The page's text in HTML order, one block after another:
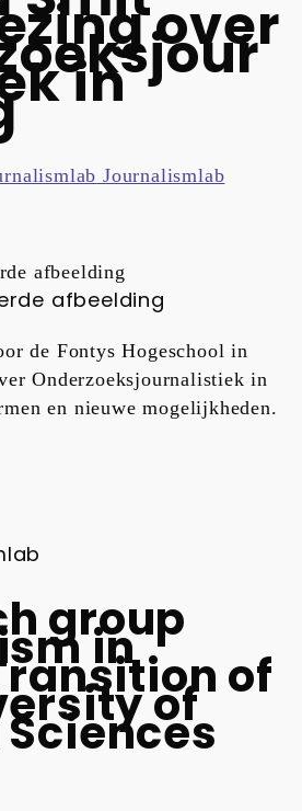
over
in
Journalismlab
afbeelding
de Fontys Hogeschool in
Onderzoeksjournalistiek in
en nieuwe mogelijkheden.
group
in of
of